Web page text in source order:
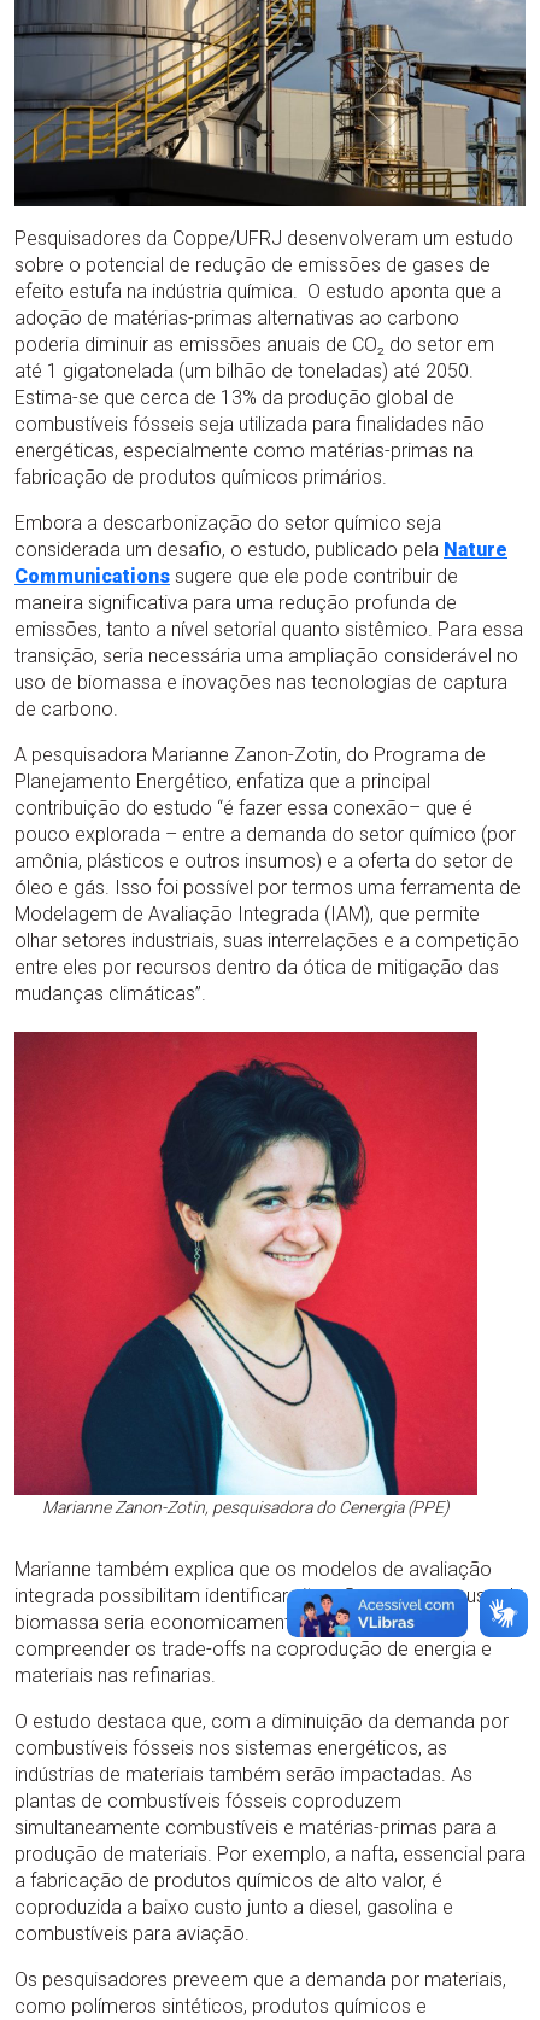
Pesquisadores da Coppe/UFRJ desenvolveram um estudo
sobre o potencial de redução de emissões de gases de
efeito estufa na indústria química. O estudo aponta que a
adoção de matérias-primas alternativas ao carbono
poderia diminuir as emissões anuais de CO₂ do setor em
até 1 gigatonelada (um bilhão de toneladas) até 2050.
Estima-se que cerca de 13% da produção global de
combustíveis fósseis seja utilizada para finalidades não
energéticas, especialmente como matérias-primas na
fabricação de produtos químicos primários.
Embora a descarbonização do setor químico seja
considerada um desafio, o estudo, publicado pela Nature
Communications sugere que ele pode contribuir de
maneira significativa para uma redução profunda de
emissões, tanto a nível setorial quanto sistêmico. Para essa
transição, seria necessária uma ampliação considerável no
uso de biomassa e inovações nas tecnologias de captura
de carbono.
A pesquisadora Marianne Zanon-Zotin, do Programa de
Planejamento Energético, enfatiza que a principal
contribuição do estudo “é fazer essa conexão– que é
pouco explorada – entre a demanda do setor químico (por
amônia, plásticos e outros insumos) e a oferta do setor de
óleo e gás. Isso foi possível por termos uma ferramenta de
Modelagem de Avaliação Integrada (IAM), que permite
olhar setores industriais, suas interrelações e a competição
entre eles por recursos dentro da ótica de mitigação das
mudanças climáticas”.
Marianne Zanon-Zotin, pesquisadora do Cenergia (PPE)
Marianne também explica que os modelos de avaliação
integrada possibilitam identificar situações em que o uso da
biomassa seria economicamente viável, além de
compreender os trade-offs na coprodução de energia e
materiais nas refinarias.
O estudo destaca que, com a diminuição da demanda por
combustíveis fósseis nos sistemas energéticos, as
indústrias de materiais também serão impactadas. As
plantas de combustíveis fósseis coproduzem
simultaneamente combustíveis e matérias-primas para a
produção de materiais. Por exemplo, a nafta, essencial para
a fabricação de produtos químicos de alto valor, é
coproduzida a baixo custo junto a diesel, gasolina e
combustíveis para aviação.
Os pesquisadores preveem que a demanda por materiais,
como polímeros sintéticos, produtos químicos e